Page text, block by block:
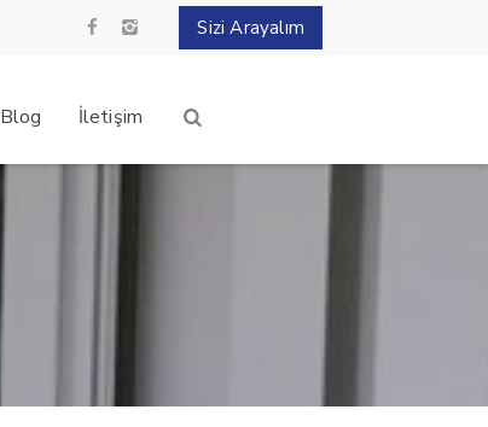
Sizi Arayalım
Blog İletişim